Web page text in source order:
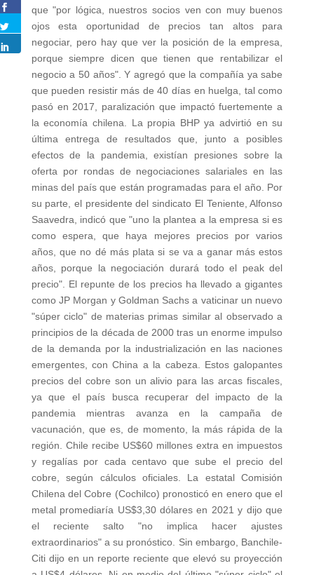
que "por lógica, nuestros socios ven con muy buenos
ojos esta oportunidad de precios tan altos para
negociar, pero hay que ver la posición de la empresa,
porque siempre dicen que tienen que rentabilizar el
negocio a 50 años". Y agregó que la compañía ya sabe
que pueden resistir más de 40 días en huelga, tal como
pasó en 2017, paralización que impactó fuertemente a
la economía chilena. La propia BHP ya advirtió en su
última entrega de resultados que, junto a posibles
efectos de la pandemia, existían presiones sobre la
oferta por rondas de negociaciones salariales en las
minas del país que están programadas para el año. Por
su parte, el presidente del sindicato El Teniente, Alfonso
Saavedra, indicó que "uno la plantea a la empresa si es
como espera, que haya mejores precios por varios
años, que no dé más plata si se va a ganar más estos
años, porque la negociación durará todo el peak del
precio". El repunte de los precios ha llevado a gigantes
como JP Morgan y Goldman Sachs a vaticinar un nuevo
"súper ciclo" de materias primas similar al observado a
principios de la década de 2000 tras un enorme impulso
de la demanda por la industrialización en las naciones
emergentes, con China a la cabeza. Estos galopantes
precios del cobre son un alivio para las arcas fiscales,
ya que el país busca recuperar del impacto de la
pandemia mientras avanza en la campaña de
vacunación, que es, de momento, la más rápida de la
región. Chile recibe US$60 millones extra en impuestos
y regalías por cada centavo que sube el precio del
cobre, según cálculos oficiales. La estatal Comisión
Chilena del Cobre (Cochilco) pronosticó en enero que el
metal promediaría US$3,30 dólares en 2021 y dijo que
el reciente salto "no implica hacer ajustes
extraordinarios" a su pronóstico. Sin embargo, Banchile-
Citi dijo en un reporte reciente que elevó su proyección